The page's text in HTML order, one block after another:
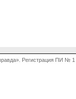
Регистрация ПИ № 1